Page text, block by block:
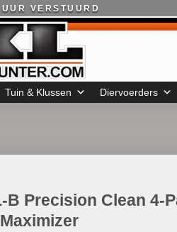
VERSTUURD
Tuin & Klussen Diervoerders
B Precision Clean 4-